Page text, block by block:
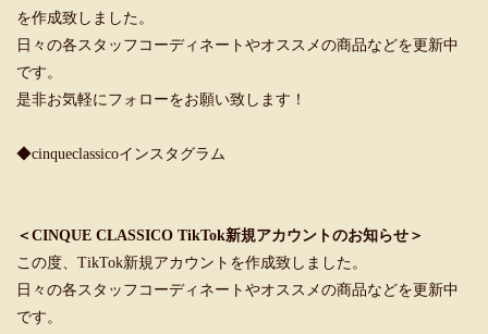
を作成致しました。
日々の各スタッフコーディネートやオススメの商品などを更新中
です。
是非お気軽にフォローをお願い致します！
◆cinqueclassicoインスタグラム
＜CINQUE CLASSICO TikTok新規アカウントのお知らせ＞
この度、TikTok新規アカウントを作成致しました。
日々の各スタッフコーディネートやオススメの商品などを更新中
です。